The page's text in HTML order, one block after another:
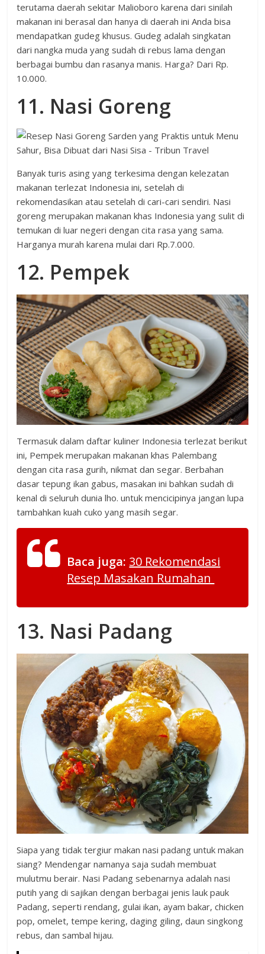
terutama daerah sekitar Malioboro karena dari sinilah
makanan ini berasal dan hanya di daerah ini Anda bisa
mendapatkan gudeg khusus. Gudeg adalah singkatan
dari nangka muda yang sudah di rebus lama dengan
berbagai bumbu dan rasanya manis. Harga? Dari Rp.
10.000.
11. Nasi Goreng
Banyak turis asing yang terkesima dengan kelezatan
makanan terlezat Indonesia ini, setelah di
rekomendasikan atau setelah di cari-cari sendiri. Nasi
goreng merupakan makanan khas Indonesia yang sulit di
temukan di luar negeri dengan cita rasa yang sama.
Harganya murah karena mulai dari Rp.7.000.
12. Pempek
Termasuk dalam daftar kuliner Indonesia terlezat berikut
ini, Pempek merupakan makanan khas Palembang
dengan cita rasa gurih, nikmat dan segar. Berbahan
dasar tepung ikan gabus, masakan ini bahkan sudah di
kenal di seluruh dunia lho. untuk mencicipinya jangan lupa
tambahkan kuah cuko yang masih segar.
Baca juga: 30 Rekomendasi
Resep Masakan Rumahan
13. Nasi Padang
Siapa yang tidak tergiur makan nasi padang untuk makan
siang? Mendengar namanya saja sudah membuat
mulutmu berair. Nasi Padang sebenarnya adalah nasi
putih yang di sajikan dengan berbagai jenis lauk pauk
Padang, seperti rendang, gulai ikan, ayam bakar, chicken
pop, omelet, tempe kering, daging giling, daun singkong
rebus, dan sambal hijau.